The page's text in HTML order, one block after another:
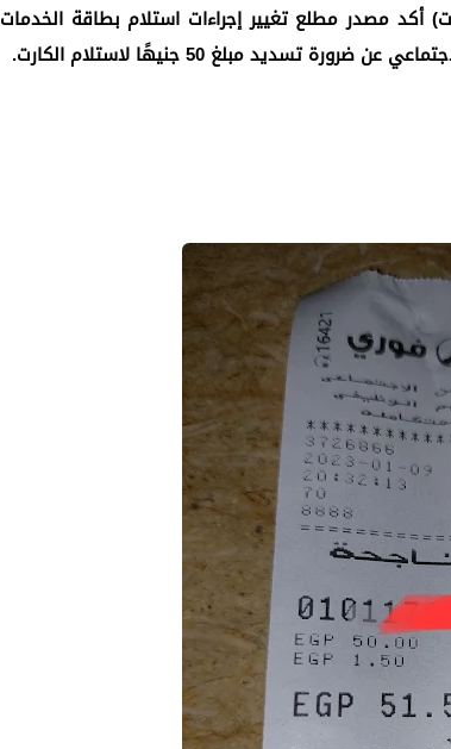
أكد مصدر مطلع تغيير إجراءات استلام بطاقة الخدمات
تسديد مبلغ 50 جنيهًا لاستلام الكارت.